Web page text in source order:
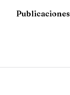
Publicaciones